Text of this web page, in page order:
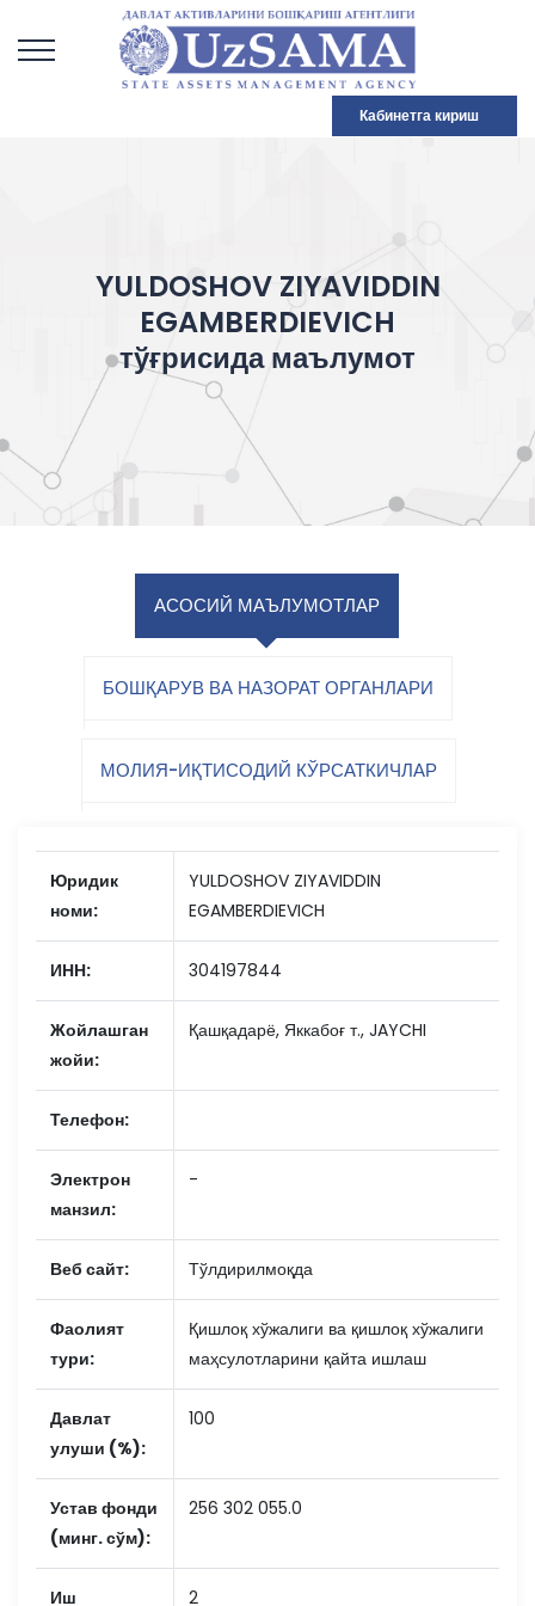
Кабинетга кириш
YULDOSHOV ZIYAVIDDIN
EGAMBERDIEVICH
тўғрисида маълумот
АСОСИЙ МАЪЛУМОТЛАР
БОШҚАРУВ ВА НАЗОРАТ ОРГАНЛАРИ
МОЛИЯ-ИҚТИСОДИЙ КЎРСАТКИЧЛАР
Юридик
номи:
YULDOSHOV ZIYAVIDDIN
EGAMBERDIEVICH
ИНН: 304197844
Жойлашган
жойи:
Қашқадарё, Яккабоғ т., JAYCHI
Телефон:
Электрон
манзил:
-
Веб сайт: Тўлдирилмоқда
Фаолият
тури:
Қишлоқ хўжалиги ва қишлоқ хўжалиги
маҳсулотларини қайта ишлаш
Давлат
улуши (%):
100
Устав фонди
(минг. сўм):
256 302 055.0
Иш 2